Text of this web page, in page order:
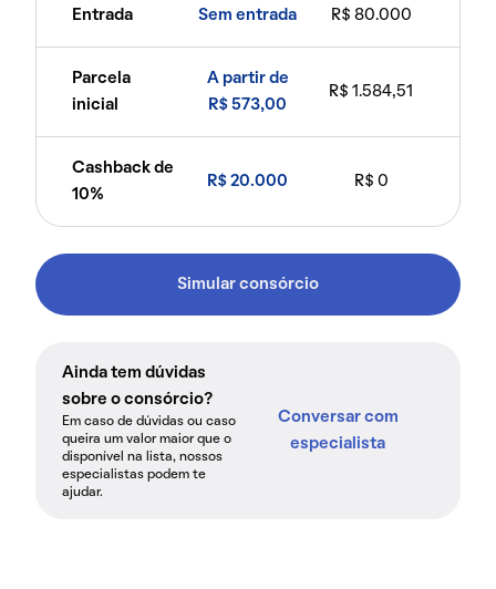
Entrada Sem entrada R$ 80.000
Parcela
inicial
A partir de
R$ 573,00
R$ 1.584,51
Cashback de
10%
R$ 20.000 R$ 0
Simular consórcio
Ainda tem dúvidas
sobre o consórcio?
Em caso de dúvidas ou caso
queira um valor maior que o
disponível na lista, nossos
especialistas podem te
ajudar.
Conversar com
especialista